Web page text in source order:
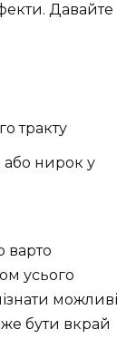
Давайте
тракту
нирок у
варто
усього
можливі
бути вкрай